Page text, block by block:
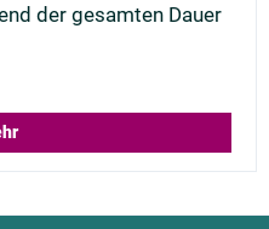
der gesamten Dauer